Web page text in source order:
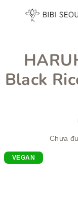
Black
Đánh
Chưa
VEGAN